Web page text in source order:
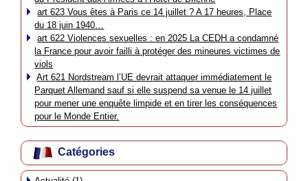
art 623 Vous êtes à Paris ce 14 juillet ? A 17 heures, Place
du 18 juin 1940…
art 622 Violences sexuelles : en 2025 La CEDH a condamné
la France pour avoir failli à protéger des mineures victimes de
viols
Art 621 Nordstream l’UE devrait attaquer immédiatement le
Parquet Allemand sauf si elle suspend sa venue le 14 juillet
pour mener une enquête limpide et en tirer les conséquences
pour le Monde Entier.
Catégories